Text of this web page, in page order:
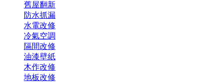
舊屋翻新
防水抓漏
水電改修
冷氣空調
隔間改修
油漆壁紙
木作改修
地板改修